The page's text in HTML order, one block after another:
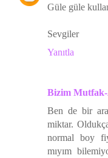
Güle güle
Sevgiler
Yanıtla
Bizim Mutfak-
Ben de bir
miktar.
normal boy
mıyım